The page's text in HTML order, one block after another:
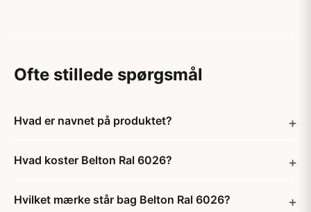
Ofte stillede spørgsmål
Hvad er navnet på produktet?
Hvad koster Belton Ral 6026?
Hvilket mærke står bag Belton Ral 6026?